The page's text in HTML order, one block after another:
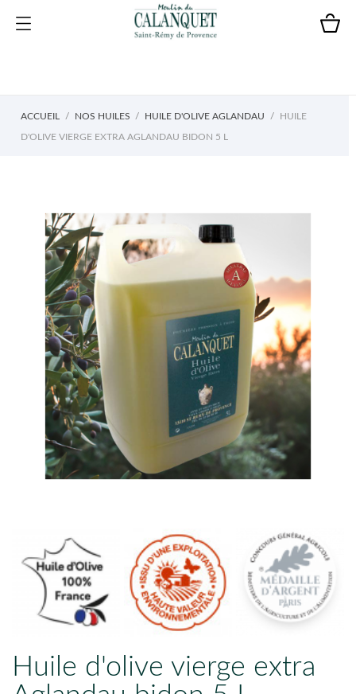
ACCUEIL NOS HUILES HUILE D'OLIVE AGLANDAU HUILE
D'OLIVE VIERGE EXTRA AGLANDAU BIDON 5 L
Huile d'olive vierge extra